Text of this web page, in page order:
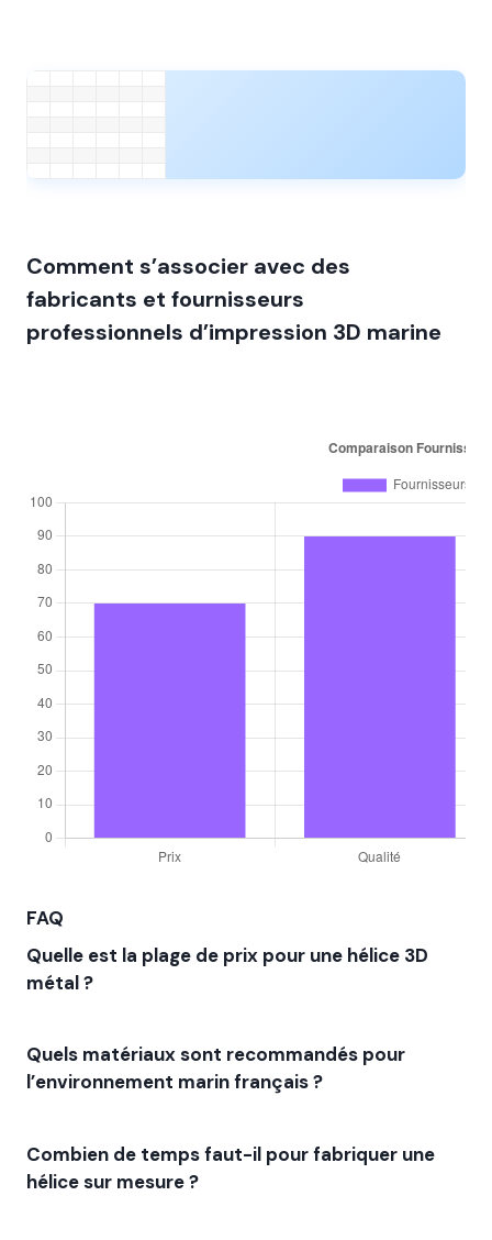
Comment s’associer avec des
fabricants et fournisseurs
professionnels d’impression 3D marine
FAQ
Quelle est la plage de prix pour une hélice 3D
métal ?
Quels matériaux sont recommandés pour
l’environnement marin français ?
Combien de temps faut-il pour fabriquer une
hélice sur mesure ?